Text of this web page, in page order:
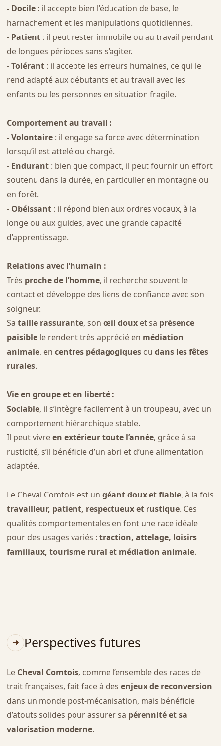
- Docile: il accepte bien l’éducation de base, le
harnachement et les manipulations quotidiennes.
- Patient: il peut rester immobile ou au travail pendant
de longues périodes sans s’agiter.
- Tolérant: il accepte les erreurs humaines, ce qui le
rend adapté aux débutants et au travail avec les
enfants ou les personnes en situation fragile.
Comportement au travail :
- Volontaire: il engage sa force avec détermination
lorsqu’il est attelé ou chargé.
- Endurant: bien que compact, il peut fournir un effort
soutenu dans la durée, en particulier en montagne ou
en forêt.
- Obéissant: il répond bien aux ordres vocaux, à la
longe ou aux guides, avec une grande capacité
d’apprentissage.
Relations avec l’humain :
Très proche de l’homme, il recherche souvent le
contact et développe des liens de confiance avec son
soigneur.
Sa taille rassurante, son œil douxet sa présence
paisiblele rendent très apprécié en médiation
animale, en centres pédagogiquesou dans les fêtes
rurales.
Vie en groupe et en liberté :
Sociable, il s’intègre facilement à un troupeau, avec un
comportement hiérarchique stable.
Il peut vivreen extérieur toute l’année, grâce à sa
rusticité, s’il bénéficie d’un abri et d’une alimentation
adaptée.
Le Cheval Comtois est un géant doux et fiable, à la fois
travailleur, patient, respectueux et rustique. Ces
qualités comportementales en font une race idéale
pour des usages variés : traction, attelage, loisirs
familiaux, tourisme rural et médiation animale.
Perspectives futures
Le Cheval Comtois, comme l’ensemble des races de
trait françaises, fait face à des enjeux de reconversion
dans un monde post-mécanisation, mais bénéficie
d’atouts solides pour assurer sa pérennité et sa
valorisation moderne.